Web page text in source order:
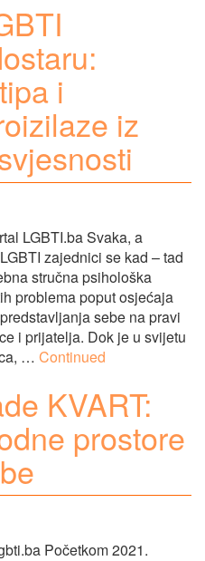
i
iz
LGBTI.ba Svaka, a
zajednici se kad – tad
stručna psihološka
problema poput osjećaja
sebe na pravi
i prijatelja. Dok je u svijetu
… Continued
KVART:
prostore
Početkom 2021.